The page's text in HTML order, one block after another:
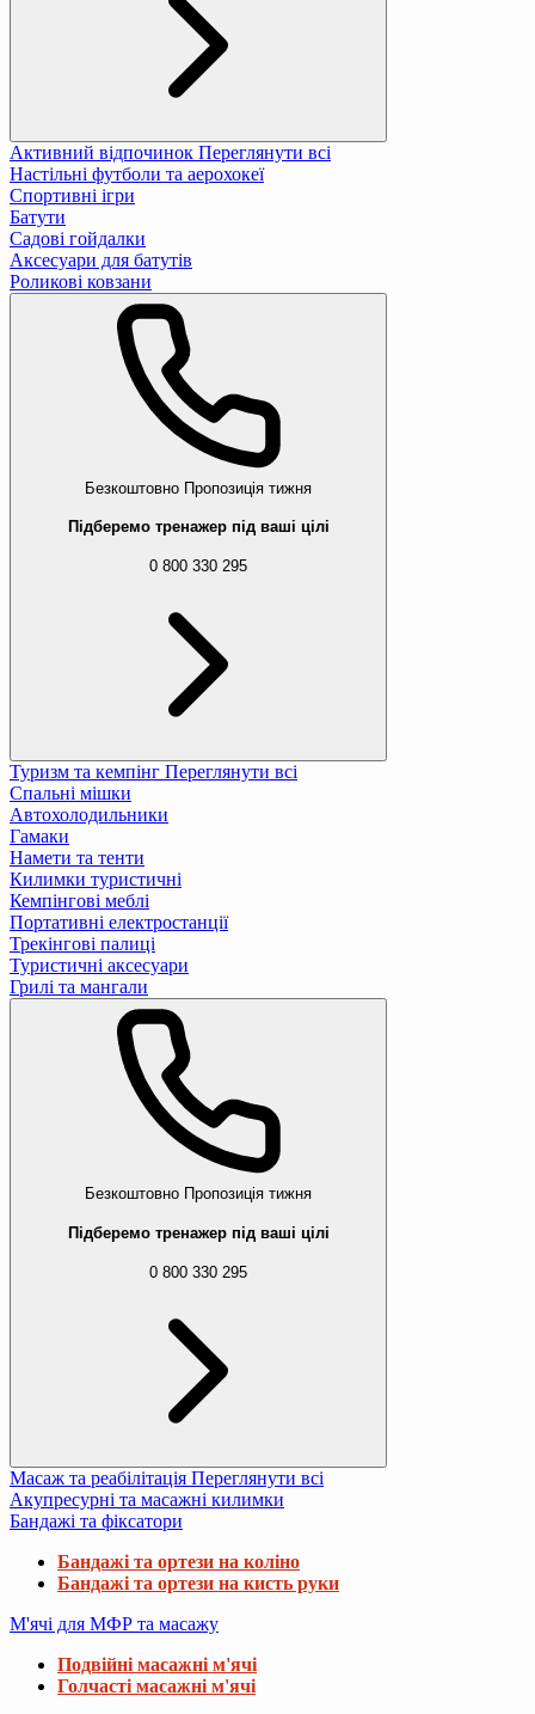
Активний відпочинок Переглянути всі
Настільні футболи та аерохокеї
Спортивні ігри
Батути
Садові гойдалки
Аксесуари для батутів
Роликові ковзани
Безкоштовно Пропозиція тижня
Підберемо тренажер під ваші цілі
0 800 330 295
Туризм та кемпінг Переглянути всі
Спальні мішки
Автохолодильники
Гамаки
Намети та тенти
Килимки туристичні
Кемпінгові меблі
Портативні електростанції
Трекінгові палиці
Туристичні аксесуари
Грилі та мангали
Безкоштовно Пропозиція тижня
Підберемо тренажер під ваші цілі
0 800 330 295
Масаж та реабілітація Переглянути всі
Акупресурні та масажні килимки
Бандажі та фіксатори
Бандажі та ортези на коліно
Бандажі та ортези на кисть руки
М'ячі для МФР та масажу
Подвійні масажні м'ячі
Голчасті масажні м'ячі